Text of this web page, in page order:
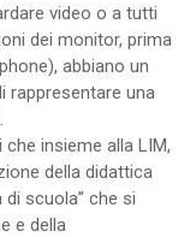
video o a tutti
dei monitor, prima
abbiano un
rappresentare una
insieme alla LIM,
della didattica
scuola” che si
e della